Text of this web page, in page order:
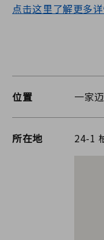
点击这里了解更多
位置 一家
所在地 24-1